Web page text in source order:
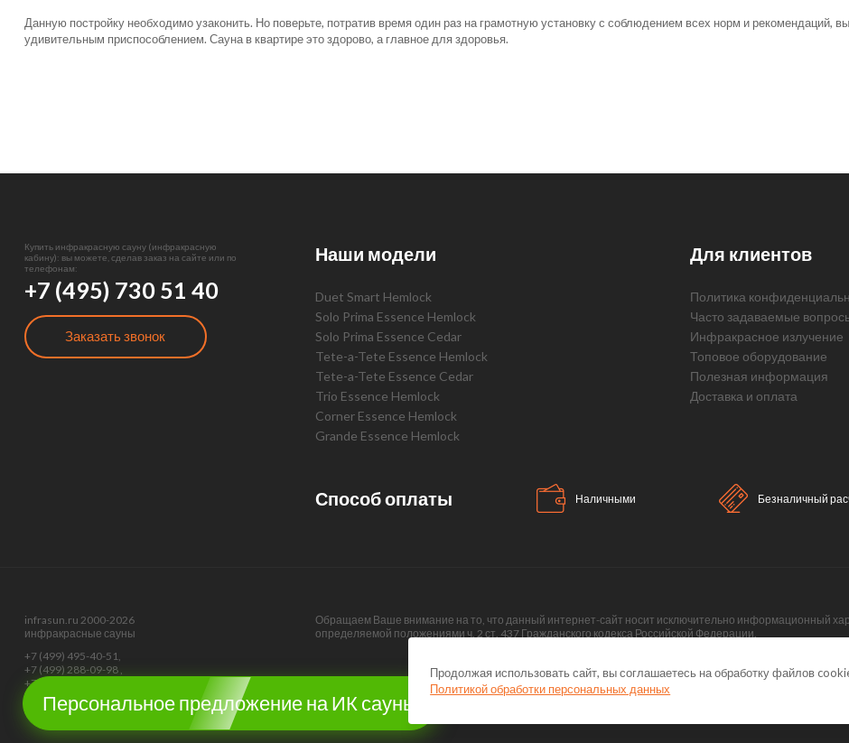
Данную постройку необходимо узаконить. Но поверьте, потратив время один раз на грамотную установку с соблюдением всех норм и рекомендаций,
удивительным приспособлением. Сауна в квартире это здорово, а главное для здоровья.
Купить инфракрасную сауну (инфракрасную
кабину): вы можете, сделав заказ на сайте или по
телефонам:
+7 (495) 730 51 40
Заказать звонок
Наши модели
Duet Smart Hemlock
Solo Prima Essence Hemlock
Solo Prima Essence Cedar
Tete-a-Tete Essence Hemlock
Tete-a-Tete Essence Cedar
Trio Essence Hemlock
Corner Essence Hemlock
Grande Essence Hemlock
Для клиентов
Политика
Часто задаваемые
Инфракрасное излучение
Топовое оборудование
Полезная информация
Доставка и оплата
Способ оплаты Наличными Безналичный
infrasun.ru 2000-2026
инфракрасные сауны
+7 (499) 495-40-51,
+7 (499) 288-09-98 ,
+7 (495) 374-51-40
Обращаем Ваше внимание на то, что данный интернет-сайт носит исключительно информационный
определяемой положениями ч. 2 ст. 437 Гражданского кодекса Российской Федерации.
Продолжая использовать сайт, вы соглашаетесь на обработку файлов
Политикой обработки персональных данных
Персональное предложение на ИК сауны